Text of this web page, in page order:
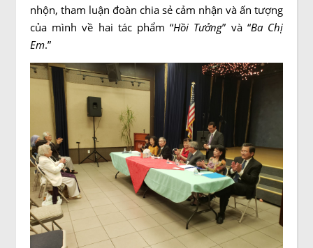
nhộn, tham luận đoàn chia sẻ cảm nhận và ấn tượng
của mình về hai tác phẩm “Hồi Tưởng” và “Ba Chị
Em.”